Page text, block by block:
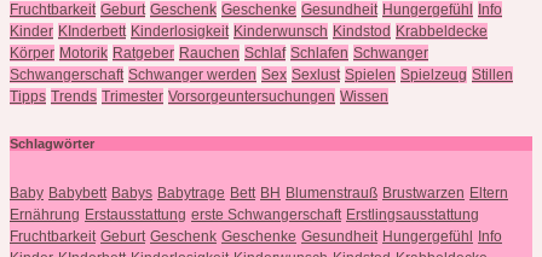
Fruchtbarkeit Geburt Geschenk Geschenke Gesundheit Hungergefühl
Info
Kinder KInderbett Kinderlosigkeit Kinderwunsch Kindstod Krabbeldecke
Körper Motorik Ratgeber Rauchen Schlaf Schlafen Schwanger
Schwangerschaft Schwanger werden Sex Sexlust Spielen Spielzeug Stillen
Tipps Trends Trimester Vorsorgeuntersuchungen Wissen
Schlagwörter
Baby Babybett Babys Babytrage Bett BH Blumenstrauß Brustwarzen Eltern
Ernährung Erstausstattung erste Schwangerschaft Erstlingsausstattung
Fruchtbarkeit Geburt Geschenk Geschenke Gesundheit Hungergefühl
Info